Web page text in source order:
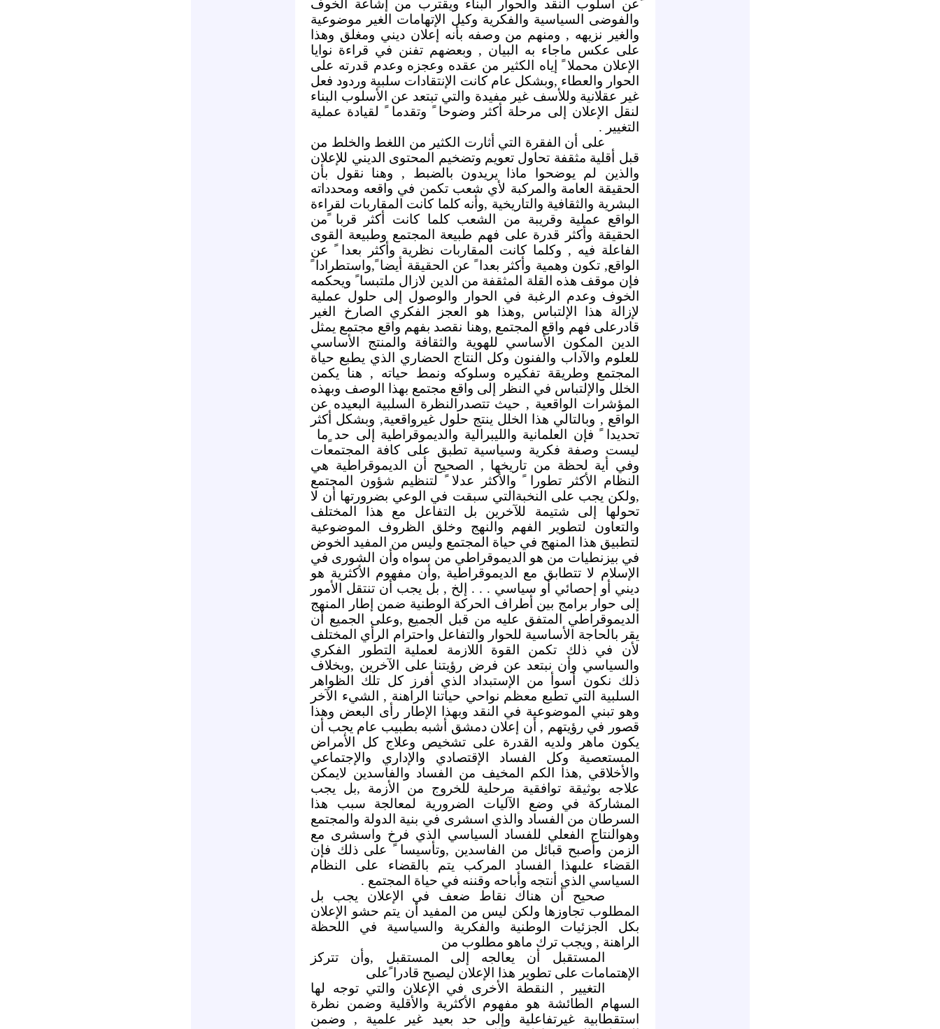
ًعن أسلوب النقد والحوار البناء ويقترب من إشاعة الخوف
والفوضى السياسية والفكرية وكيل الإتهامات الغير موضوعية
والغير نزيهه , ومنهم من وصفه بأنه إعلان ديني ومغلق وهذا
على عكس ماجاء به البيان , وبعضهم تفنن في قراءة نوايا
الإعلان محملا ً إياه الكثير من عقده وعجزه وعدم قدرته على
الحوار والعطاء ,وبشكل عام كانت الإنتقادات سلبية وردود فعل
غير عقلانية وللأسف غير مفيدة والتي تبتعد عن الأسلوب البناء
لنقل الإعلان إلى مرحلة أكثر وضوحا ً وتقدما ً لقيادة عملية
التغيير .
على أن الفقرة التي أثارت الكثير من اللغط والخلط من
قبل أقلية مثقفة تحاول تعويم وتضخيم المحتوى الديني للإعلان
والذين لم يوضحوا ماذا يريدون بالضبط , وهنا نقول بأن
الحقيقة العامة والمركبة لأي شعب تكمن في واقعه ومحدداته
البشرية والثقافية والتاريخية ,وأنه كلما كانت المقاربات لقراءة
الواقع عملية وقريبة من الشعب كلما كانت أكثر قربا ًمن
الحقيقة وأكثر قدرة على فهم طبيعة المجتمع وطبيعة القوى
الفاعلة فيه , وكلما كانت المقاربات نظرية وأكثر بعدا ً عن
الواقع, تكون وهمية وأكثر بعدا ً عن الحقيقة أيضا ً,واستطرادا ً
فإن موقف هذه القلة المثقفة من الدين لازال ملتبسا ً ويحكمه
الخوف وعدم الرغبة في الحوار والوصول إلى حلول عملية
لإزالة هذا الإلتباس ,وهذا هو العجز الفكري الصارخ الغير
قادرعلى فهم واقع المجتمع ,وهنا نقصد بفهم واقع مجتمع يمثل
الدين المكون الأساسي للهوية والثقافة والمنتج الأساسي
للعلوم والآداب والفنون وكل النتاج الحضاري الذي يطبع حياة
المجتمع وطريقة تفكيره وسلوكه ونمط حياته , هنا يكمن
الخلل والإلتباس في النظر إلى واقع مجتمع بهذا الوصف وبهذه
المؤشرات الواقعية , حيث تتصدرالنظرة السلبية البعيده عن
الواقع , وبالتالي هذا الخلل ينتج حلول غيرواقعية, وبشكل أكثر
تحديدا ً فإن العلمانية والليبرالية والديموقراطية إلى حد ٍما
ليست وصفة فكرية وسياسية تطبق على كافة المجتمعات
وفي أية لحظة من تاريخها , الصحيح أن الديموقراطية هي
النظام الأكثر تطورا ً والأكثر عدلا ً لتنظيم شؤون المجتمع
,ولكن يجب على النخبةالتي سبقت في الوعي بضرورتها أن لا
تحولها إلى شتيمة للآخرين بل التفاعل مع هذا المختلف
والتعاون لتطوير الفهم والنهج وخلق الظروف الموضوعية
لتطبيق هذا المنهج في حياة المجتمع وليس من المفيد الخوض
في بيزنطيات من هو الديموقراطي من سواه وأن الشورى في
الإسلام لا تتطابق مع الديموقراطية ,وأن مفهوم الأكثرية هو
ديني أو إحصائي أو سياسي . . . إلخ , بل يجب أن تنتقل الأمور
إلى حوار برامج بين أطراف الحركة الوطنية ضمن إطار المنهج
الديموقراطي المتفق عليه من قبل الجميع ,وعلى الجميع أن
يقر بالحاجة الأساسية للحوار والتفاعل واحترام الرأي المختلف
لأن في ذلك تكمن القوة اللازمة لعملية التطور الفكري
والسياسي وأن نبتعد عن فرض رؤيتنا على الآخرين ,وبخلاف
ذلك نكون أسوأ من الإستبداد الذي أفرز كل تلك الظواهر
السلبية التي تطبع معظم نواحي حياتنا الراهنة , الشيء الآخر
وهو تبني الموضوعية في النقد وبهذا الإطار رأى البعض وهذا
قصور في رؤيتهم , أن إعلان دمشق أشبه بطبيب عام يجب أن
يكون ماهر ولديه القدرة على تشخيص وعلاج كل الأمراض
المستعصية وكل الفساد الإقتصادي والإداري والإجتماعي
والأخلاقي ,هذا الكم المخيف من الفساد والفاسدين لايمكن
علاجه بوثيقة توافقية مرحلية للخروج من الأزمة ,بل يجب
المشاركة في وضع الآليات الضرورية لمعالجة سبب هذا
السرطان من الفساد والذي اسشرى في بنية الدولة والمجتمع
وهوالنتاج الفعلي للفساد السياسي الذي فرخ واسشرى مع
الزمن وأصبح قبائل من الفاسدين ,وتأسيسا ً على ذلك فإن
القضاء علىهذا الفساد المركب يتم بالقضاء على النظام
السياسي الذي أنتجه وأباحه وقننه في حياة المجتمع .
صحيح أن هناك نقاط ضعف في الإعلان يجب بل
المطلوب تجاوزها ولكن ليس من المفيد أن يتم حشو الإعلان
بكل الجزئيات الوطنية والفكرية والسياسية في اللحظة
الراهنة , ويجب ترك ماهو مطلوب من
المستقبل أن يعالجه إلى المستقبل ,وأن تتركز
الإهتمامات على تطوير هذا الإعلان ليصبح قادرا ًعلى
التغيير , النقطة الأخرى في الإعلان والتي توجه لها
السهام الطائشة هو مفهوم الأكثرية والأقلية وضمن نظرة
استقطابية غيرتفاعلية وإلى حد بعيد غير علمية , وضمن